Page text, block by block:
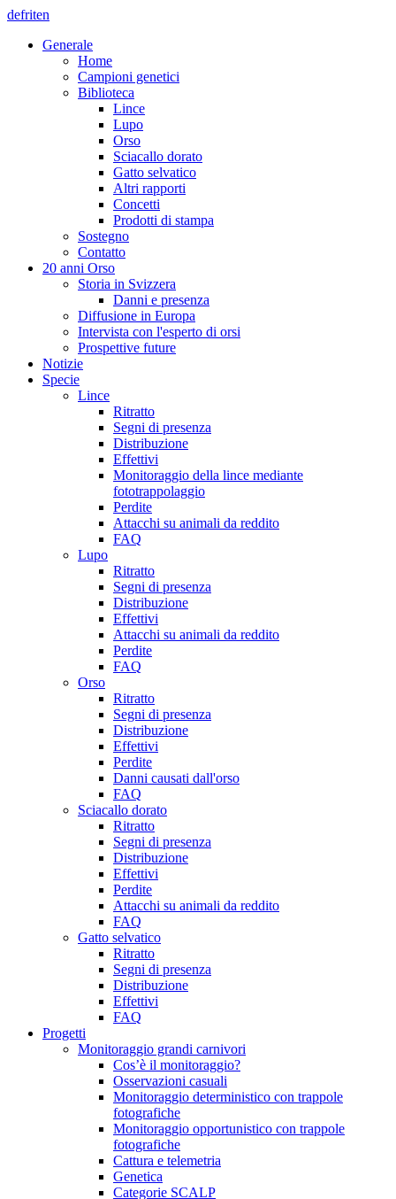
defriten
Generale
Home
Campioni genetici
Biblioteca
Lince
Lupo
Orso
Sciacallo dorato
Gatto selvatico
Altri rapporti
Concetti
Prodotti di stampa
Sostegno
Contatto
20 anni Orso
Storia in Svizzera
Danni e presenza
Diffusione in Europa
Intervista con l'esperto di orsi
Prospettive future
Notizie
Specie
Lince
Ritratto
Segni di presenza
Distribuzione
Effettivi
Monitoraggio della lince mediante
fototrappolaggio
Perdite
Attacchi su animali da reddito
FAQ
Lupo
Ritratto
Segni di presenza
Distribuzione
Effettivi
Attacchi su animali da reddito
Perdite
FAQ
Orso
Ritratto
Segni di presenza
Distribuzione
Effettivi
Perdite
Danni causati dall'orso
FAQ
Sciacallo dorato
Ritratto
Segni di presenza
Distribuzione
Effettivi
Perdite
Attacchi su animali da reddito
FAQ
Gatto selvatico
Ritratto
Segni di presenza
Distribuzione
Effettivi
FAQ
Progetti
Monitoraggio grandi carnivori
Cos’è il monitoraggio?
Osservazioni casuali
Monitoraggio deterministico con trappole
fotografiche
Monitoraggio opportunistico con trappole
fotografiche
Cattura e telemetria
Genetica
Categorie SCALP